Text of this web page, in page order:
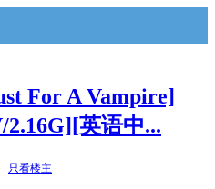
For A Vampire]
英语中...
只看楼主